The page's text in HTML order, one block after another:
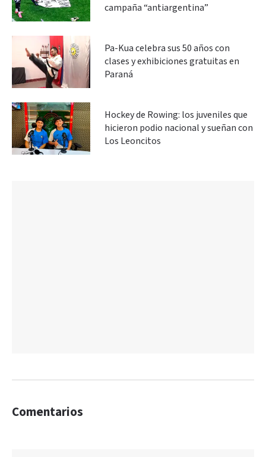
campaña “antiargentina”
Pa-Kua celebra sus 50 años con
clases y exhibiciones gratuitas en
Paraná
Hockey de Rowing: los juveniles que
hicieron podio nacional y sueñan con
Los Leoncitos
Comentarios